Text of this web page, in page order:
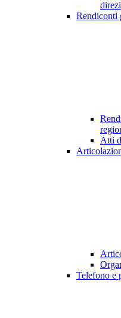
Rendiconti
Atti
Telefono e